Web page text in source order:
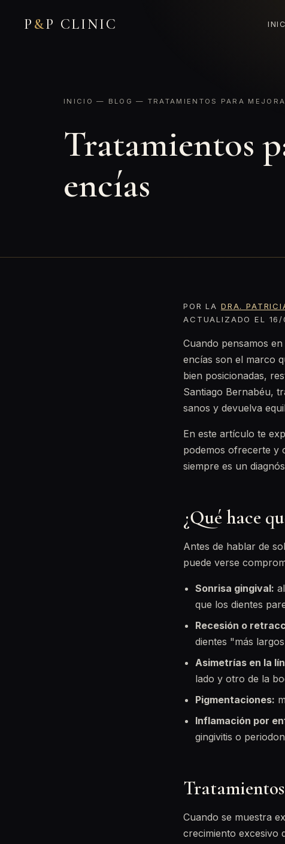
P &P CLINIC
INICIO — BLOG — TRATAMIENTOS PARA
Tratamientos
encías
POR LA DRA.
ACTUALIZADO EL
Cuando pensamos
encías son el marco
bien posicionadas,
Santiago Bernabéu,
sanos y devuelva
En este artículo te
podemos ofrecerte y
siempre es un
¿Qué hace
Antes de hablar de
puede verse
Sonrisa gingival:
que los dientes
Recesión o
dientes "más
Asimetrías en la
lado y otro de la
Pigmentaciones:
Inflamación por
gingivitis o
Cuando se muestra
crecimiento excesivo